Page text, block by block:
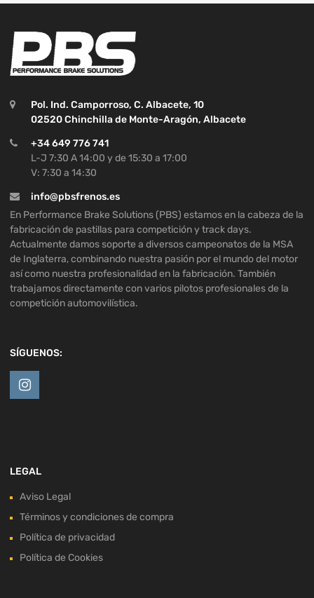
Pol. Ind. Camporroso, C. Albacete, 10
02520 Chinchilla de Monte-Aragón, Albacete
+34 649 776 741
L-J 7:30 A 14:00 y de 15:30 a 17:00
V: 7:30 a 14:30
info@pbsfrenos.es
En Performance Brake Solutions (PBS) estamos en la cabeza de la
fabricación de pastillas para competición y track days.
Actualmente damos soporte a diversos campeonatos de la MSA
de Inglaterra, combinando nuestra pasión por el mundo del motor
así como nuestra profesionalidad en la fabricación. También
trabajamos directamente con varios pilotos profesionales de la
competición automovilística.
SÍGUENOS:
LEGAL
Aviso Legal
Términos y condiciones de compra
Política de privacidad
Política de Cookies